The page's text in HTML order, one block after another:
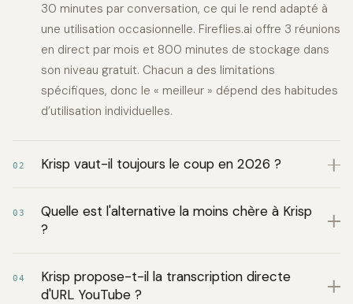
30 minutes par conversation, ce qui le rend adapté à
une utilisation occasionnelle. Fireflies.ai offre 3 réunions
en direct par mois et 800 minutes de stockage dans
son niveau gratuit. Chacun a des limitations
spécifiques, donc le « meilleur » dépend des habitudes
d’utilisation individuelles.
02 Krisp vaut-il toujours le coup en 2026 ?
03
Quelle est l'alternative la moins chère à Krisp
?
04
Krisp propose-t-il la transcription directe
d'URL YouTube ?